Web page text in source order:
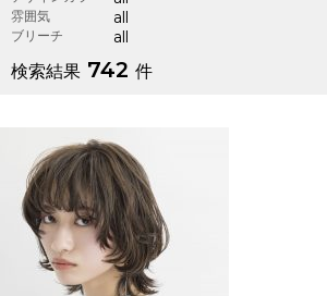
雰囲気 all
ブリーチ all
検索結果 742 件